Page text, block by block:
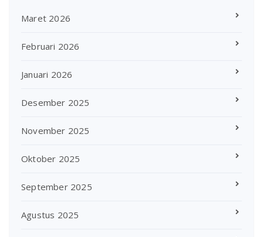
Maret 2026
Februari 2026
Januari 2026
Desember 2025
November 2025
Oktober 2025
September 2025
Agustus 2025